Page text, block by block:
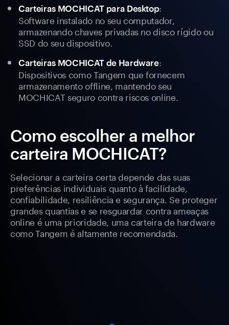
Carteiras MOCHICAT para Desktop:
Software instalado no seu computador,
armazenando chaves privadas no disco rígido ou
SSD do seu dispositivo.
Carteiras MOCHICAT de Hardware:
Dispositivos como Tangem que fornecem
armazenamento offline, mantendo seu
MOCHICAT seguro contra riscos online.
Como escolher a melhor
carteira MOCHICAT?
Selecionar a carteira certa depende das suas
preferências individuais quanto à facilidade,
confiabilidade, resiliência e segurança. Se proteger
grandes quantias e se resguardar contra ameaças
online é uma prioridade, uma carteira de hardware
como Tangem é altamente recomendada.